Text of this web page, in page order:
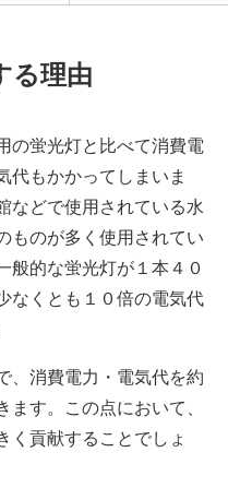
る理由
の蛍光灯と比べて消費電
代もかかってしまいま
などで使用されている水
ものが多く使用されてい
般的な蛍光灯が１本４０
なくとも１０倍の電気代
、消費電力・電気代を約
ます。この点において、
く貢献することでしょ